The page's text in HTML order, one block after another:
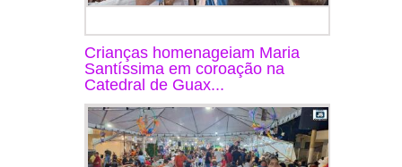
Crianças homenageiam Maria
Santíssima em coroação na
Catedral de Guax...